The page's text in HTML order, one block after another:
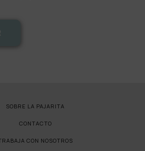
SOBRE LA PAJARITA
CONTACTO
CON NOSOTROS